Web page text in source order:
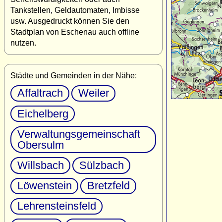
Tankstellen, Geldautomaten, Imbisse
usw. Ausgedruckt können Sie den
Stadtplan von Eschenau auch offline
nutzen.
Städte und Gemeinden in der Nähe:
Affaltrach
Weiler
Eichelberg
Verwaltungsgemeinschaft
Obersulm
Willsbach
Sülzbach
Löwenstein
Bretzfeld
Lehrensteinsfeld